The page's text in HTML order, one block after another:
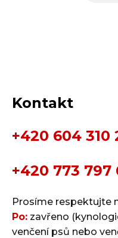
Kontakt
+420 604 310
+420 773 797
Prosíme respektujte
Po: zavřeno
venčení psů nebo